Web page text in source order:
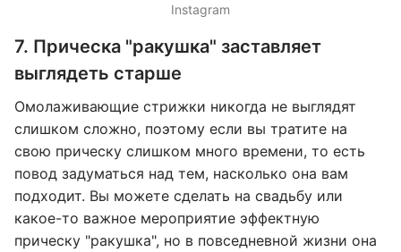
Instagram
7. Прическа "ракушка" заставляет
выглядеть старше
Омолаживающие стрижки никогда не выглядят
слишком сложно, поэтому если вы тратите на
свою прическу слишком много времени, то есть
повод задуматься над тем, насколько она вам
подходит. Вы можете сделать на свадьбу или
какое-то важное мероприятие эффектную
прическу "ракушка", но в повседневной жизни она